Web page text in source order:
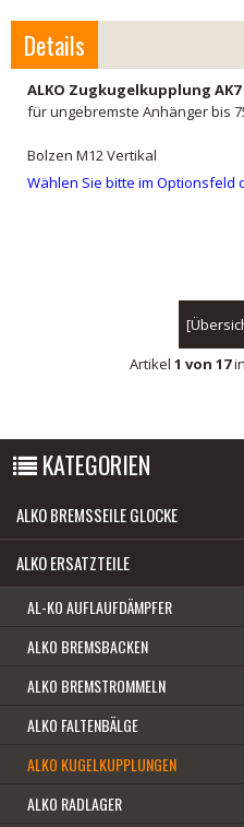
Details
ALKO Zugkugelkupplung AK7
für ungebremste Anhänger bis
Bolzen M12 Vertikal
Wählen Sie bitte im Optionsfeld
Artikel 1 von 17
KATEGORIEN
ALKO BREMSSEILE GLOCKE
ALKO ERSATZTEILE
AL-KO AUFLAUFDÄMPFER
ALKO BREMSBACKEN
ALKO BREMSTROMMELN
ALKO FALTENBÄLGE
ALKO KUGELKUPPLUNGEN
ALKO RADLAGER